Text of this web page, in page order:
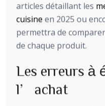
articles détaillant les
cuisine en 2025 ou
permettra de
de chaque produit.
Les erreurs à
l’achat